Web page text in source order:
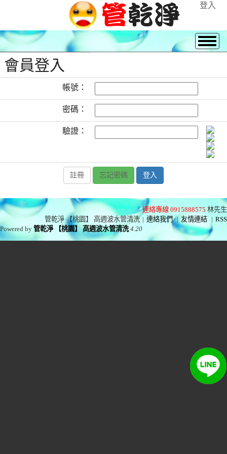
登入
會員登入
帳號：
密碼：
驗證：
註冊 忘記密碼
連絡專線 0915888575 林先生
管乾淨 【桃園】 高週波水管清洗 | 連絡我們 | 友情連結 | RSS
Powered by管乾淨 【桃園】 高週波水管清洗 4.20